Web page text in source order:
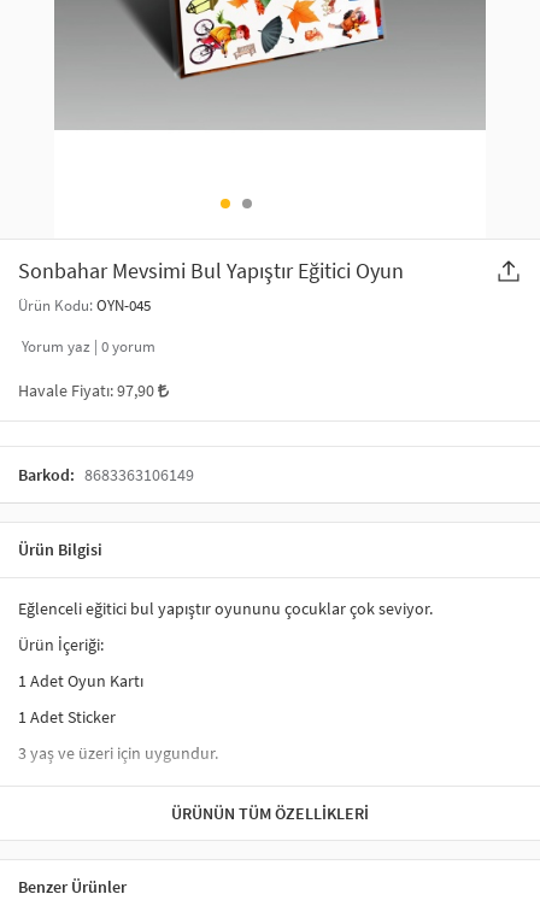
SAÇ AKSESUARLARI
GELİN / DÜĞÜN AKSESUARLARI
ŞAL VE FULAR
PARTİ SÜSLERİ
Sonbahar Mevsimi Bul Yapıştır Eğitici Oyun
Ürün Kodu:OYN-045
Yorum yaz | 0yorum
Havale Fiyatı:97,90
Barkod: 8683363106149
Ürün Bilgisi
Eğlenceli eğitici bul yapıştır oyununu çocuklar çok seviyor.
Ürün İçeriği:
1 Adet Oyun Kartı
1 Adet Sticker
3 yaş ve üzeri için uygundur.
ÜRÜNÜN TÜM ÖZELLIKLERI
Benzer Ürünler